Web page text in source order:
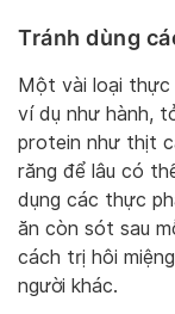
Tránh dùng
Một vài loại thực
ví dụ như hành,
protein như thịt
răng để lâu có
dụng các thực
ăn còn sót sau
cách trị hôi
người khác.